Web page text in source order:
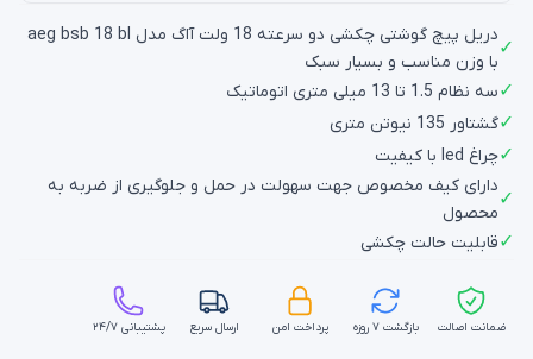
✓
دریل پیچ گوشتی چکشی دو سرعته 18 ولت آاگ مدل aeg bsb 18 bl
با وزن مناسب و بسیار سبک
✓سه نظام 1.5 تا 13 میلی متری اتوماتیک
✓گشتاور 135 نیوتن متری
✓چراغ led با کیفیت
✓
دارای کیف مخصوص جهت سهولت در حمل و جلوگیری از ضربه به
محصول
✓قابلیت حالت چکشی
ضمانت اصالت بازگشت ۷ روزه پرداخت امن ارسال سریع پشتیبانی ۲۴/۷